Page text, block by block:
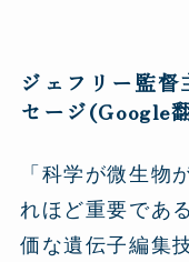
ジェフリー監
セージ(Google
「科学が微生物
れほど重要であ
価な遺伝子編集